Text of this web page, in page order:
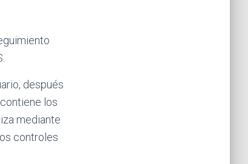
después
los
mediante
controles